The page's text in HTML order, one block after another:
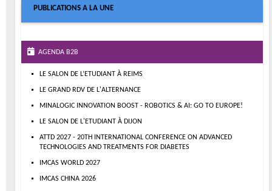
PUBLICATIONS A LA UNE
AGENDA B2B
LE SALON DE L’ETUDIANT À REIMS
LE GRAND RDV DE L'ALTERNANCE
MINALOGIC INNOVATION BOOST - ROBOTICS & AI: GO TO EUROPE!
LE SALON DE L'ETUDIANT À DIJON
ATTD 2027 - 20TH INTERNATIONAL CONFERENCE ON ADVANCED
TECHNOLOGIES AND TREATMENTS FOR DIABETES
IMCAS WORLD 2027
IMCAS CHINA 2026